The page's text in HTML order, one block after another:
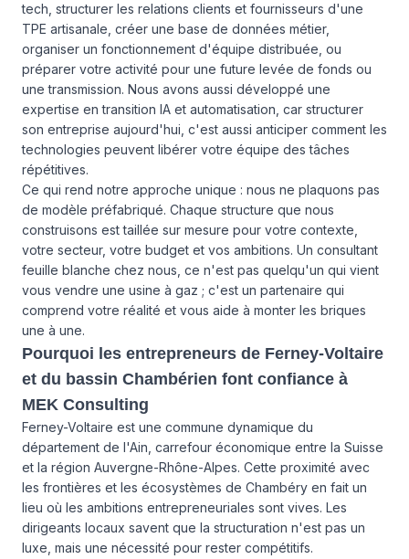
tech, structurer les relations clients et fournisseurs d'une
TPE artisanale, créer une base de données métier,
organiser un fonctionnement d'équipe distribuée, ou
préparer votre activité pour une future levée de fonds ou
une transmission. Nous avons aussi développé une
expertise entransition IA et automatisation , car structurer
son entreprise aujourd'hui, c'est aussi anticiper comment les
technologies peuvent libérer votre équipe des tâches
répétitives.
Ce qui rend notre approche unique : nous ne plaquons pas
de modèle préfabriqué. Chaque structure que nous
construisons est taillée sur mesure pour votre contexte,
votre secteur, votre budget et vos ambitions. Un consultant
feuille blanche chez nous, ce n'est pas quelqu'un qui vient
vous vendre une usine à gaz ; c'est un partenaire qui
comprend votre réalité et vous aide à monter les briques
une à une.
Pourquoi les entrepreneurs de Ferney-Voltaire
et du bassin Chambérien font confiance à
MEK Consulting
Ferney-Voltaire est une commune dynamique du
département de l'Ain, carrefour économique entre la Suisse
et la région Auvergne-Rhône-Alpes. Cette proximité avec
les frontières et les écosystèmes de Chambéry en fait un
lieu où les ambitions entrepreneuriales sont vives. Les
dirigeants locaux savent que la structuration n'est pas un
luxe, mais une nécessité pour rester compétitifs.